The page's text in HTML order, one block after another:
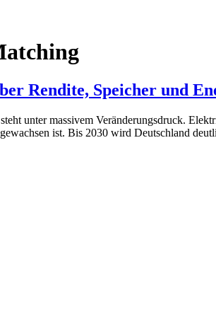
Rendite, Speicher und
unter massivem Veränderungsdruck.
ist. Bis 2030 wird Deutschland